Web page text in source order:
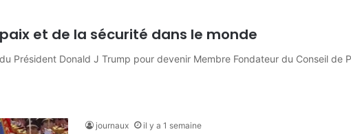
et de la sécurité dans le monde
Président Donald J Trump pour devenir Membre Fondateur du Conseil de
journaux il y a 1 semaine